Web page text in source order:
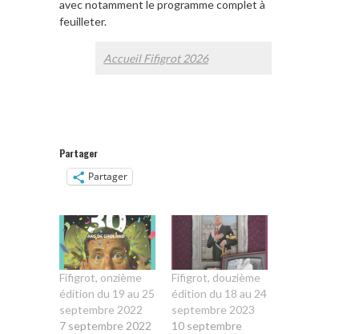
avec notamment le programme complet à
feuilleter.
Accueil Fifigrot 2026
Partager
Partager
Fifigrot, onzième
édition du 19 au 25
septembre 2022
7 septembre 2022
Fifigrot, douzième
édition du 18 au 24
septembre 2023
10 septembre